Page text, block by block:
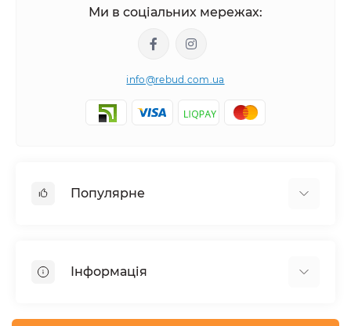
Ми в соціальних мережах:
info@rebud.com.ua
Популярне
Гіпсокартонні системи
Інформація